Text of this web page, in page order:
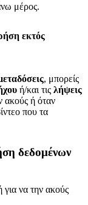
μέρος.
εκτός
, μπορείς
ή/και τις λήψεις
ακούς ή όταν
που τα
δεδομένων
να την ακούς